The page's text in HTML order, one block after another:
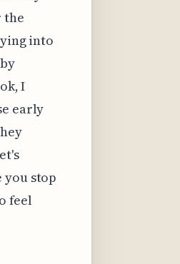
the
into
I
early
you stop
feel